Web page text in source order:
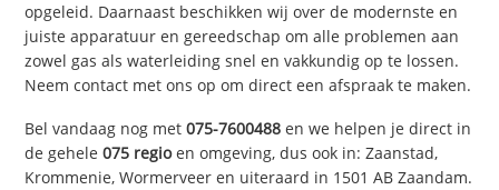
opgeleid. Daarnaast beschikken wij over de modernste en
juiste apparatuur en gereedschap om alle problemen aan
zowel gas als waterleiding snel en vakkundig op te lossen.
Neem contact met ons op om direct een afspraak te maken.
Bel vandaag nog met075-7600488 en we helpen je direct in
de gehele075 regioen omgeving, dus ook in: Zaanstad,
Krommenie, Wormerveer en uiteraard in 1501 AB Zaandam.